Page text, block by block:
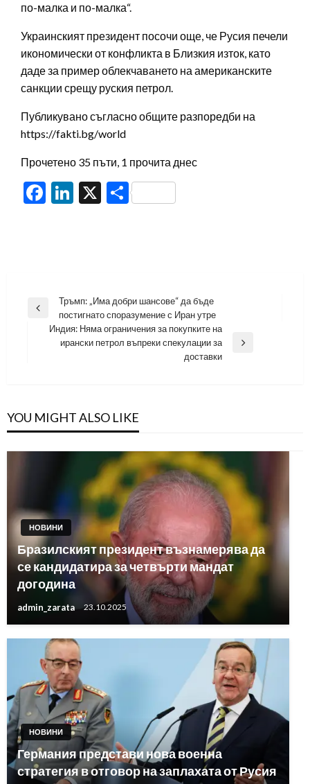
по-малка и по-малка“.
Украинският президент посочи още, че Русия печели
икономически от конфликта в Близкия изток, като
даде за пример облекчаването на американските
санкции срещу руския петрол.
Публикувано съгласно общите разпоредби на
https://fakti.bg/world
Прочетено 35 пъти, 1 прочита днес
Facebook
LinkedIn
X Share
Навигация
Previous
Тръмп: „Има добри шансове“ да бъде
постигнато споразумение с Иран утре
Индия: Няма ограничения за покупките на
ирански петрол въпреки спекулации за
доставки
YOU MIGHT ALSO LIKE
НОВИНИ
Бразилският президент възнамерява да
се кандидатира за четвърти мандат
догодина
admin_zarata 23.10.2025
НОВИНИ
Германия представи нова военна
стратегия в отговор на заплахата от Русия